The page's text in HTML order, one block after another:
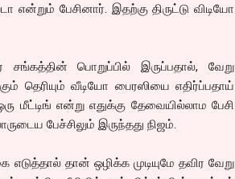
என்றும் பேசினார். இதற்கு திருட்டு விடியோ
பொறுப்பில் இருப்பதால், வேறு
தெரியும் வீடியோ பைரஸியை எதிர்ப்பதாய்
மீட்டிங் என்று எதுக்கு தேவையில்லாம பேசி
பேச்சிலும் இருந்தது நிஜம்.
தான் ஒழிக்க முடியுமே தவிர வேறு